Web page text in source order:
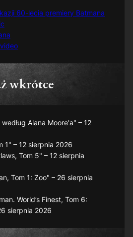
60-lecia premiery Batmana
wkrótce
Alana Moore'a" – 12
1" – 12 sierpnia 2026
Tom 5" – 12 sierpnia
Tom 1: Zoo" – 26 sierpnia
World’s Finest, Tom 6:
sierpnia 2026